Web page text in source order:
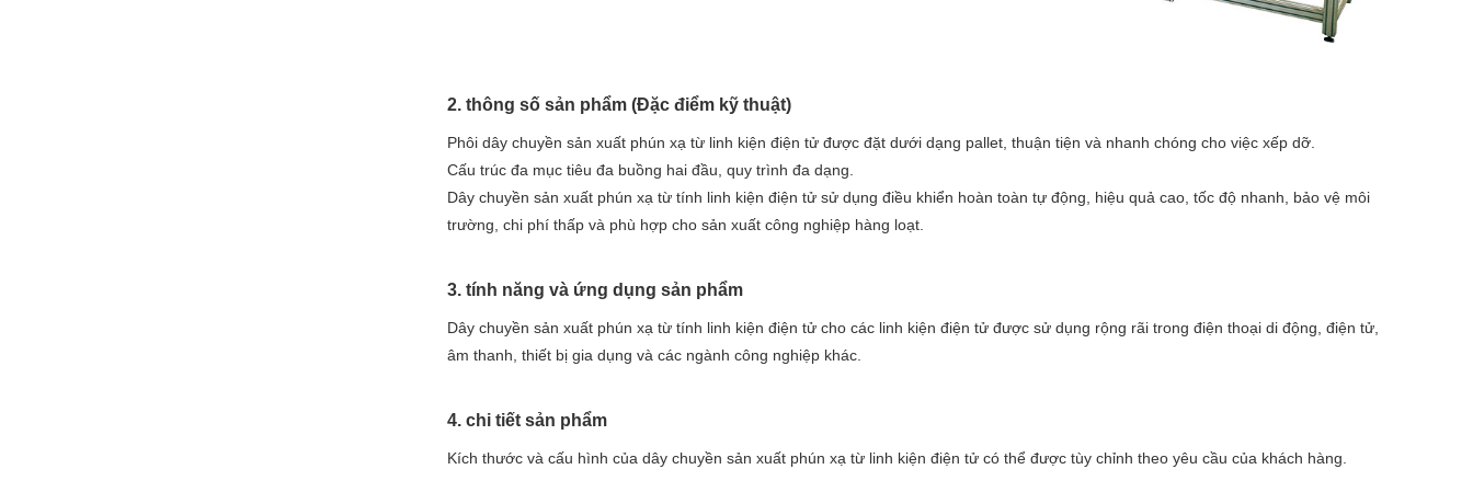
2. thông số sản phẩm (Đặc điểm kỹ thuật)
Phôi dây chuyền sản xuất phún xạ từ linh kiện điện tử được đặt dưới dạng pallet, thuận tiện và nhanh chóng cho việc xếp dỡ.
Cấu trúc đa mục tiêu đa buồng hai đầu, quy trình đa dạng.
Dây chuyền sản xuất phún xạ từ tính linh kiện điện tử sử dụng điều khiển hoàn toàn tự động, hiệu quả cao, tốc độ nhanh, bảo vệ môi
trường, chi phí thấp và phù hợp cho sản xuất công nghiệp hàng loạt.
3. tính năng và ứng dụng sản phẩm
Dây chuyền sản xuất phún xạ từ tính linh kiện điện tử cho các linh kiện điện tử được sử dụng rộng rãi trong điện thoại di động, điện tử,
âm thanh, thiết bị gia dụng và các ngành công nghiệp khác.
4. chi tiết sản phẩm
Kích thước và cấu hình của dây chuyền sản xuất phún xạ từ linh kiện điện tử có thể được tùy chỉnh theo yêu cầu của khách hàng.